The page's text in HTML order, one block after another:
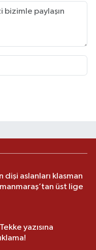
dişi aslanları klasman
üst lige
yazısına